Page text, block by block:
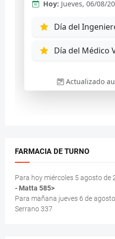
FARMACIA DE TURNO
Para hoy miércoles 5 agosto de
- Matta 585>
Para mañana jueves 6 de
Serrano 337